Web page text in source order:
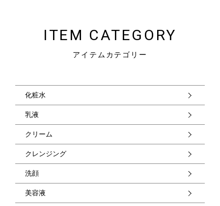
ITEM CATEGORY
アイテムカテゴリー
化粧水
乳液
クリーム
クレンジング
洗顔
美容液